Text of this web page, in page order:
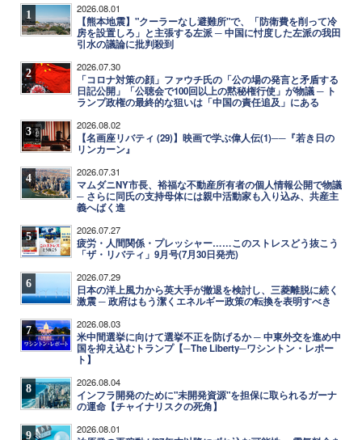
1 2026.08.01
【熊本地震】"クーラーなし避難所"で、「防衛費を削って冷
房を設置しろ」と主張する左派 ─ 中国に忖度した左派の我田
引水の議論に批判殺到
2 2026.07.30
「コロナ対策の顔」ファウチ氏の「公の場の発言と矛盾する
日記公開」「公聴会で100回以上の黙秘権行使」が物議 ─ ト
ランプ政権の最終的な狙いは「中国の責任追及」にある
3 2026.08.02
【名画座リバティ (29)】映画で学ぶ偉人伝(1)──『若き日の
リンカーン』
4 2026.07.31
マムダニNY市長、裕福な不動産所有者の個人情報公開で物議
─ さらに同氏の支持母体には親中活動家も入り込み、共産主
義へばく進
5 2026.07.27
疲労・人間関係・プレッシャー……このストレスどう抜こう
「ザ・リバティ」9月号(7月30日発売)
6 2026.07.29
日本の洋上風力から英大手が撤退を検討し、三菱離脱に続く
激震 ─ 政府はもう潔くエネルギー政策の転換を表明すべき
7 2026.08.03
米中間選挙に向けて選挙不正を防げるか ─ 中東外交を進め中
国を抑え込むトランプ【─The Liberty─ワシントン・レポー
ト】
8 2026.08.04
インフラ開発のために"未開発資源"を担保に取られるガーナ
の運命【チャイナリスクの死角】
9 2026.08.01